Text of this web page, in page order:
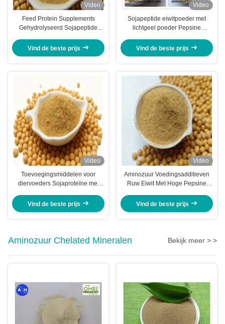
Video
Feed Protein Supplements
Gehydrolyseerd Sojapeptide
Soja Geurfabriek
Vind de beste prijs
Video
Sojapeptide eiwitpoeder met
lichtgeel poeder Pepsine
Vind de beste prijs
Video
Toevoegingsmiddelen voor
diervoeders Sojaproteïne met
eiwitten van 50% en
zuuroplosbaar eiwit voor gebruik
Vind de beste prijs
Video
Aminozuur Voedingsadditieven
Ruw Eiwit Met Hoge Pepsine
Dierlijke Voeding
Vind de beste prijs
Aminozuur Chelated Mineralen Bekijk meer > >